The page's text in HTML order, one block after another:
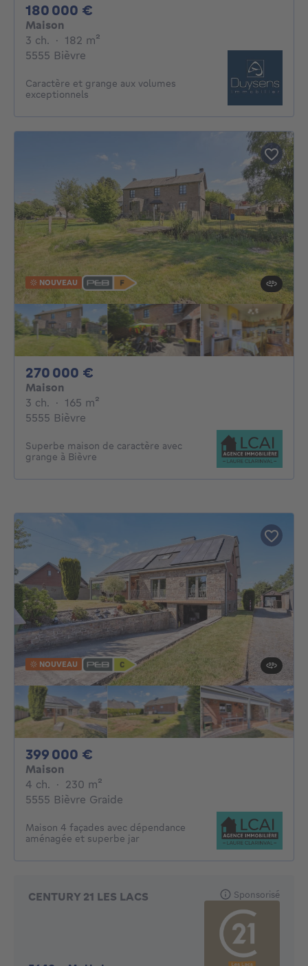
180 000 €
Maison
3 ch. 3 chambres
· 182 m²
5555 Bièvre
Caractère et grange aux volumes
exceptionnels
NOUVEAU
270 000 €
Maison
3 ch. 3 chambres
· 165 m²
5555 Bièvre
Superbe maison de caractère avec
grange à Bièvre
NOUVEAU
399 000 €
Maison
4 ch. 4 chambres
· 230 m²
5555 Bièvre Graide
Maison 4 façades avec dépendance
aménagée et superbe jar
CENTURY 21 LES LACS Sponsorisé